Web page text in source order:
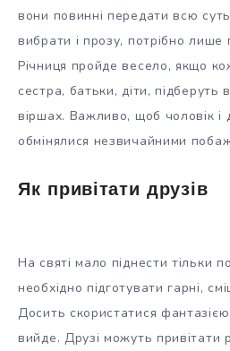
вони повинні передати всю
вибрати і прозу, потрібно лише
Річниця пройде весело, якщо
сестра, батьки, діти, підберуть
віршах. Важливо, щоб чоловік
обмінялися незвичайними
Як привітати друзів
На святі мало піднести тільки
необхідно підготувати гарні,
Досить скористатися
вийде. Друзі можуть привітати